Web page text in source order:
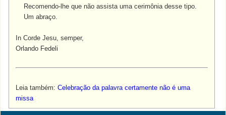
Recomendo-lhe que não assista uma cerimônia desse tipo.
Um abraço.
In Corde Jesu, semper,
Orlando Fedeli
Leia também:Celebração da palavra certamente não é uma
missa